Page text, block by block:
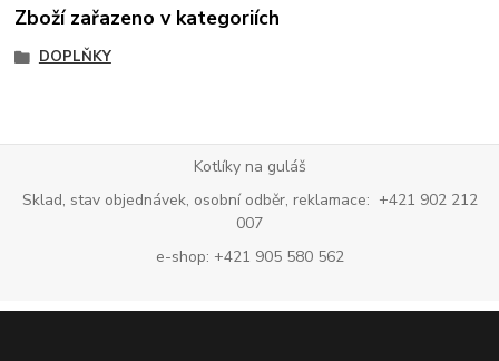
Zboží zařazeno v kategoriích
DOPLŇKY
Kotlíky na guláš
Sklad, stav objednávek, osobní odběr, reklamace: +421 902 212
007
e-shop: +421 905 580 562